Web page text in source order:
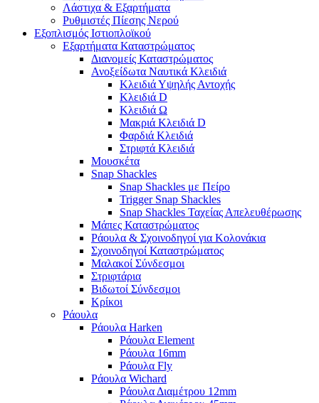
Λάστιχα & Εξαρτήματα
Ρυθμιστές Πίεσης Νερού
Εξοπλισμός Ιστιοπλοϊκού
Εξαρτήματα Καταστρώματος
Διανομείς Καταστρώματος
Ανοξείδωτα Ναυτικά Κλειδιά
Κλειδιά Υψηλής Αντοχής
Κλειδιά D
Κλειδιά Ω
Μακριά Κλειδιά D
Φαρδιά Κλειδιά
Στριφτά Κλειδιά
Μουσκέτα
Snap Shackles
Snap Shackles με Πείρο
Trigger Snap Shackles
Snap Shackles Ταχείας Απελευθέρωσης
Μάπες Καταστρώματος
Ράουλα & Σχοινοδηγοί για Κολονάκια
Σχοινοδηγοί Καταστρώματος
Μαλακοί Σύνδεσμοι
Στριφτάρια
Βιδωτοί Σύνδεσμοι
Κρίκοι
Ράουλα
Ράουλα Harken
Ράουλα Element
Ράουλα 16mm
Ράουλα Fly
Ράουλα Wichard
Ράουλα Διαμέτρου 12mm